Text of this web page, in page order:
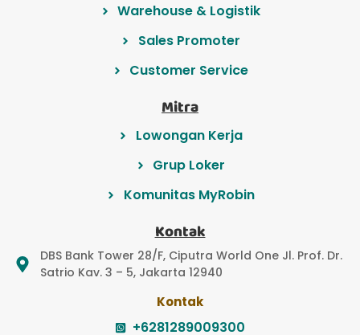
Warehouse & Logistik
Sales Promoter
Customer Service
Mitra
Lowongan Kerja
Grup Loker
Komunitas MyRobin
Kontak
DBS Bank Tower 28/F, Ciputra World One Jl. Prof. Dr.
Satrio Kav. 3 – 5, Jakarta 12940
Kontak
+6281289009300